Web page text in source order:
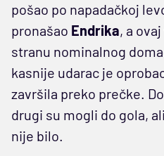
pošao po napadačkoj
pronašao Endrika, a
stranu nominalnog
kasnije udarac je
završila preko prečke.
drugi su mogli do gola,
nije bilo.